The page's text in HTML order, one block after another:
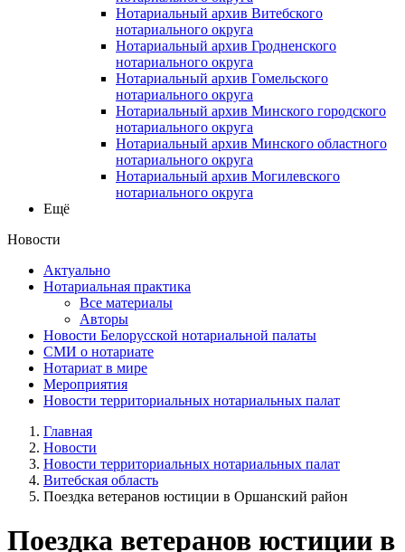
Нотариальный архив Витебского
нотариального округа
Нотариальный архив Гродненского
нотариального округа
Нотариальный архив Гомельского
нотариального округа
Нотариальный архив Минского городского
нотариального округа
Нотариальный архив Минского областного
нотариального округа
Нотариальный архив Могилевского
нотариального округа
Ещё
Новости
Актуально
Нотариальная практика
Все материалы
Авторы
Новости Белорусской нотариальной палаты
СМИ о нотариате
Нотариат в мире
Мероприятия
Новости территориальных нотариальных палат
Главная
Новости
Новости территориальных нотариальных палат
Витебская область
Поездка ветеранов юстиции в Оршанский район
Поездка ветеранов юстиции в